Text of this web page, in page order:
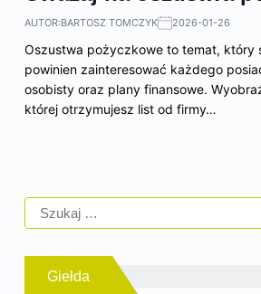
AUTOR:BARTOSZ TOMCZYK 2026-01-26
Oszustwa pożyczkowe to temat, który
powinien zainteresować każdego
osobisty oraz plany finansowe.
której otrzymujesz list od firmy…
Giełda